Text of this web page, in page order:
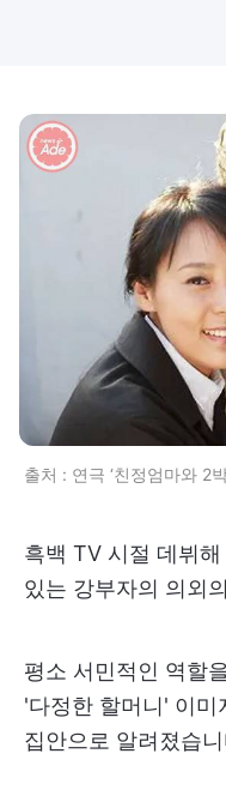
출처 : 연극 ‘친정엄마와 2
흑백 TV 시절 데뷔
있는 강부자의 의외
평소 서민적인 역할
'다정한 할머니' 이미
집안으로 알려졌습